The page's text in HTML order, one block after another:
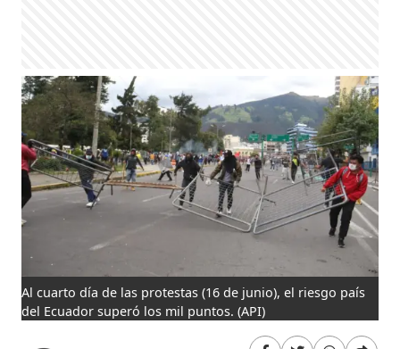
Al cuarto día de las protestas (16 de junio), el riesgo país
del Ecuador superó los mil puntos. (API)